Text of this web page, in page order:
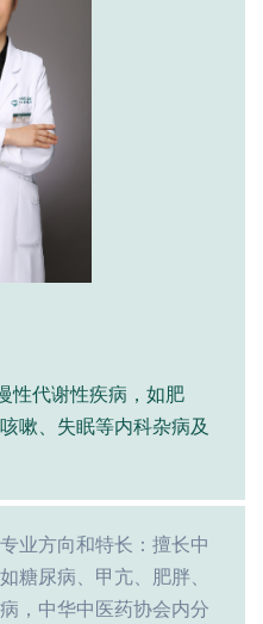
性代谢性疾病，如肥
嗽、失眠等内科杂病及
业方向和特长：擅长中
糖尿病、甲亢、肥胖、
，中华中医药协会内分